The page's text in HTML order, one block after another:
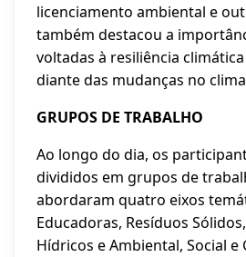
licenciamento ambiental e
também destacou a
voltadas à resiliência
diante das mudanças no
GRUPOS DE TRABALHO
Ao longo do dia, os
divididos em grupos de
abordaram quatro eixos
Educadoras, Resíduos
Hídricos e Ambiental, Social e